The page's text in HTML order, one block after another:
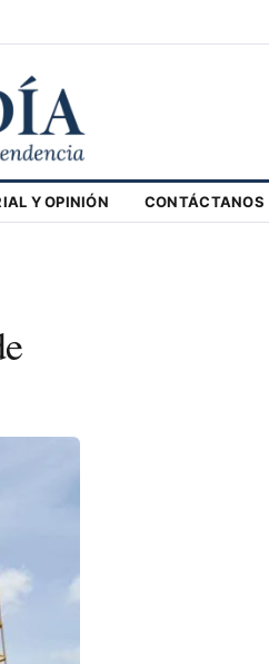
Y OPINIÓN CONTÁCTANOS